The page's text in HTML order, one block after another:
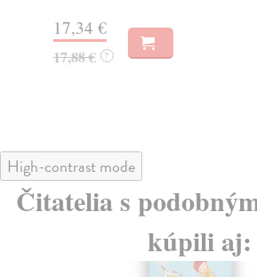
17,34 €
17,88 € ?
High-contrast mode
Čitatelia s
kúpili aj: